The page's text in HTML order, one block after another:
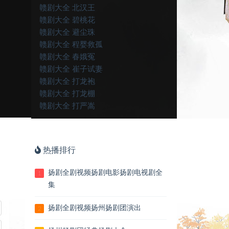
赣剧大全 北汉王
赣剧大全 碧桃花
赣剧大全 避尘珠
赣剧大全 程婴救孤
赣剧大全 春娥冤
赣剧大全 崔子试妻
赣剧大全 打龙袍
赣剧大全 打龙棚
赣剧大全 打严嵩
赣剧大全 大香山
赣剧大全 刁南楼
赣剧大全 貂蝉拜月
赣剧大全 钓金龟
赣剧大全 窦娥冤
热播排行
1
扬剧全剧视频扬剧电影扬剧电视剧全
集
2 扬剧全剧视频扬州扬剧团演出